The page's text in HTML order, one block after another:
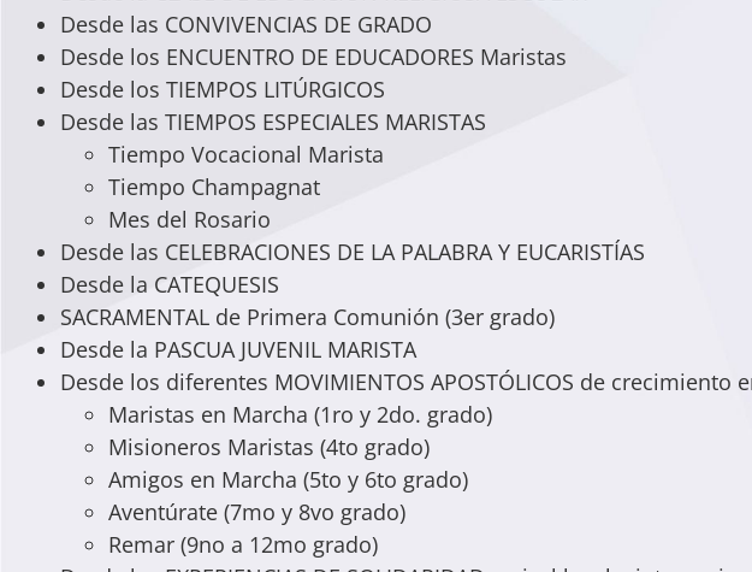
Desde las CONVIVENCIAS DE GRADO
Desde los ENCUENTRO DE EDUCADORES Maristas
Desde los TIEMPOS LITÚRGICOS
Desde las TIEMPOS ESPECIALES MARISTAS
Tiempo Vocacional Marista
Tiempo Champagnat
Mes del Rosario
Desde las CELEBRACIONES DE LA PALABRA Y EUCARISTÍAS
Desde la CATEQUESIS
SACRAMENTAL de Primera Comunión (3er grado)
Desde la PASCUA JUVENIL MARISTA
Desde los diferentes MOVIMIENTOS APOSTÓLICOS de crecimiento
Maristas en Marcha (1ro y 2do. grado)
Misioneros Maristas (4to grado)
Amigos en Marcha (5to y 6to grado)
Aventúrate (7mo y 8vo grado)
Remar (9no a 12mo grado)